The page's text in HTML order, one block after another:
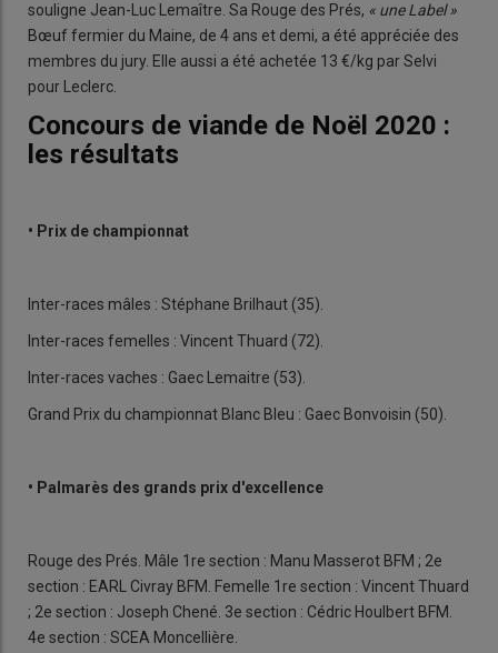
souligne Jean-Luc Lemaître. Sa Rouge des Prés, « une Label »
Bœuf fermier du Maine, de 4 ans et demi, a été appréciée des
membres du jury. Elle aussi a été achetée 13 €/kg par Selvi
pour Leclerc.
Concours de viande de Noël 2020 :
les résultats
• Prix de championnat
Inter-races mâles : Stéphane Brilhaut (35).
Inter-races femelles : Vincent Thuard (72).
Inter-races vaches : Gaec Lemaitre (53).
Grand Prix du championnat Blanc Bleu : Gaec Bonvoisin (50).
• Palmarès des grands prix d'excellence
Rouge des Prés. Mâle 1re section : Manu Masserot BFM ; 2e
section : EARL Civray BFM. Femelle 1re section : Vincent Thuard
; 2e section : Joseph Chené. 3e section : Cédric Houlbert BFM.
4e section : SCEA Moncellière.